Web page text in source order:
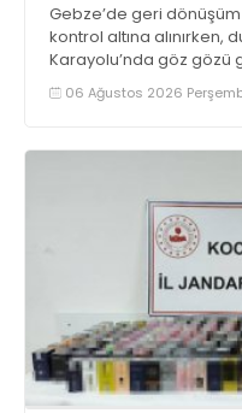
Gebze’de geri
kontrol altına alınırken,
Karayolu’nda göz gözü
06 Ağustos 2026